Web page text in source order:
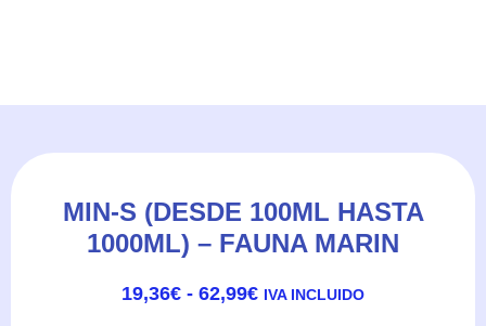
MIN-S (DESDE 100ML HASTA
1000ML) – FAUNA MARIN
19,36€ - 62,99€DE
IVA INCLUIDO